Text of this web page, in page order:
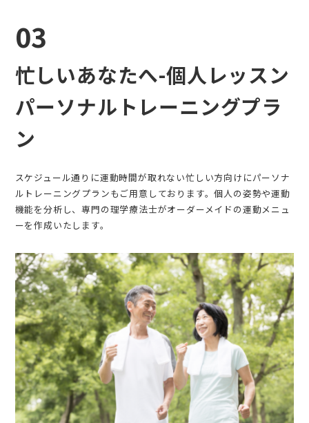
03
忙しいあなたへ-個人レッスン
パーソナルトレーニングプラ
ン
スケジュール通りに運動時間が取れない忙しい方向けにパーソナ
ルトレーニングプランもご用意しております。個人の姿勢や運動
機能を分析し、専門の理学療法士がオーダーメイドの運動メニュ
ーを作成いたします。